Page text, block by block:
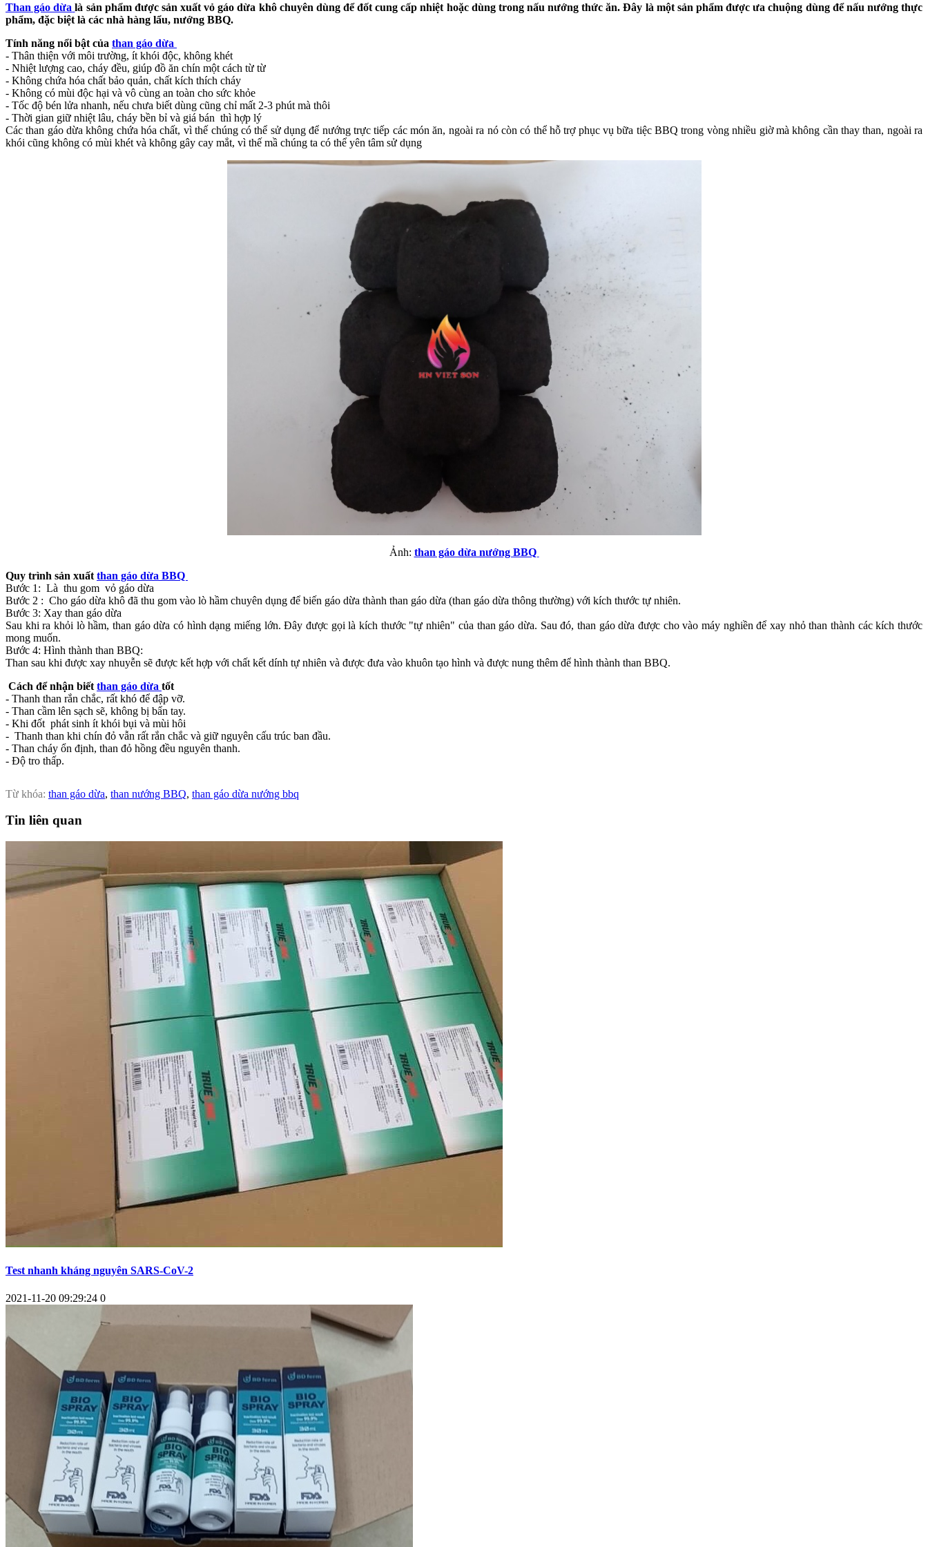
Than gáo dừa là sản phẩm được sản xuất vỏ gáo dừa khô chuyên dùng để đốt cung cấp nhiệt hoặc dùng trong nấu nướng thức ăn. Đây là một sản phẩm được ưa chuộng dùng để nấu nướng thực
phẩm, đặc biệt là các nhà hàng lẩu, nướng BBQ.
Tính năng nổi bật của than gáo dừa
- Thân thiện với môi trường, ít khói độc, không khét
- Nhiệt lượng cao, cháy đều, giúp đồ ăn chín một cách từ từ
- Không chứa hóa chất bảo quản, chất kích thích cháy
- Không có mùi độc hại và vô cùng an toàn cho sức khỏe
- Tốc độ bén lửa nhanh, nếu chưa biết dùng cũng chỉ mất 2-3 phút mà thôi
- Thời gian giữ nhiệt lâu, cháy bền bỉ và giá bán thì hợp lý
Các than gáo dừa không chứa hóa chất, vì thế chúng có thể sử dụng để nướng trực tiếp các món ăn, ngoài ra nó còn có thể hỗ trợ phục vụ bữa tiệc BBQ trong vòng nhiều giờ mà không cần thay than, ngoài ra
khói cũng không có mùi khét và không gây cay mắt, vì thế mầ chúng ta có thể yên tâm sử dụng
Ảnh: than gáo dừa nướng BBQ
Quy trình sản xuất than gáo dừa BBQ
Bước 1: Là thu gom vỏ gáo dừa
Bước 2 : Cho gáo dừa khô đã thu gom vào lò hầm chuyên dụng để biến gáo dừa thành than gáo dừa (than gáo dừa thông thường) với kích thước tự nhiên.
Bước 3: Xay than gáo dừa
Sau khi ra khỏi lò hầm, than gáo dừa có hình dạng miếng lớn. Đây được gọi là kích thước "tự nhiên" của than gáo dừa. Sau đó, than gáo dừa được cho vào máy nghiền để xay nhỏ than thành các kích thước
mong muốn.
Bước 4: Hình thành than BBQ:
Than sau khi được xay nhuyễn sẽ được kết hợp với chất kết dính tự nhiên và được đưa vào khuôn tạo hình và được nung thêm để hình thành than BBQ.
Cách để nhận biết than gáo dừa tốt
- Thanh than rắn chắc, rất khó để đập vỡ.
- Than cầm lên sạch sẽ, không bị bẩn tay.
- Khi đốt phát sinh ít khói bụi và mùi hôi
- Thanh than khi chín đỏ vẫn rất rắn chắc và giữ nguyên cấu trúc ban đầu.
- Than cháy ổn định, than đỏ hồng đều nguyên thanh.
- Độ tro thấp.
Từ khóa: than gáo dừa, than nướng BBQ, than gáo dừa nướng bbq
Tin liên quan
Test nhanh kháng nguyên SARS-CoV-2
2021-11-20 09:29:24 0